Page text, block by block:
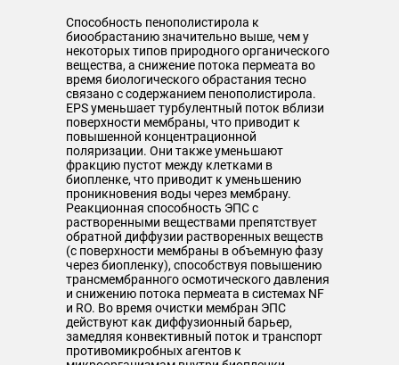
Способность пенополистирола к
биообрастанию значительно выше, чем у
некоторых типов природного органического
вещества, а снижение потока пермеата во
время биологического обрастания тесно
связано с содержанием пенополистирола.
EPS уменьшает турбулентный поток вблизи
поверхности мембраны, что приводит к
повышенной концентрационной
поляризации. Они также уменьшают
фракцию пустот между клетками в
биопленке, что приводит к уменьшению
проникновения воды через мембрану.
Реакционная способность ЭПС с
растворенными веществами препятствует
обратной диффузии растворенных веществ
(с поверхности мембраны в объемную фазу
через биопленку), способствуя повышению
трансмембранного осмотического давления
и снижению потока пермеата в системах NF
и RO. Во время очистки мембран ЭПС
действуют как диффузионный барьер,
замедляя конвективный поток и транспорт
противомикробных агентов к